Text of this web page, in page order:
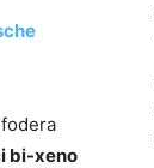
bi-xeno